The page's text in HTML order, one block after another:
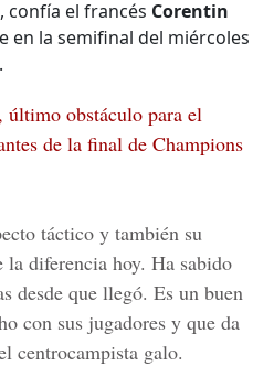
confía el francés Corentin
en la semifinal del miércoles
.
último obstáculo para el
de la final de Champions
táctico y también su
la diferencia hoy. Ha sabido
desde que llegó. Es un buen
con sus jugadores y que da
centrocampista galo.